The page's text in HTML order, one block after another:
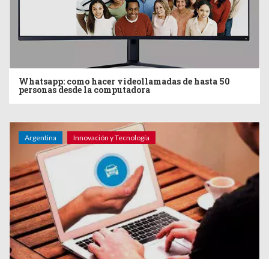
Whatsapp: como hacer videollamadas de hasta 50
personas desde la computadora
Argentina Innovación y Tecnología